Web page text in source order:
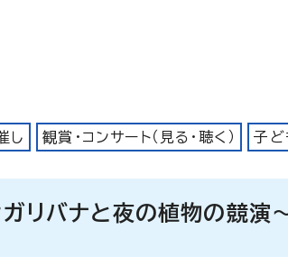
し 観賞・コンサート（見る・聴く） 子ど
ガリバナと夜の植物の競